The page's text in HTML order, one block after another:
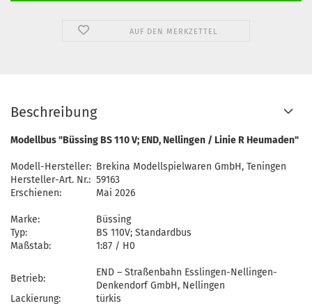
AUF DEN MERKZETTEL
Beschreibung
Modellbus "Büssing BS 110 V; END, Nellingen / Linie R Heumaden"
Modell-Hersteller: Brekina Modellspielwaren GmbH, Teningen
Hersteller-Art. Nr.: 59163
Erschienen:
Mai 2026
Marke:
Büssing
Typ:
BS 110V; Standardbus
Maßstab:
1:87 / H0
Betrieb:
END – Straßenbahn Esslingen-Nellingen-
Denkendorf GmbH, Nellingen
Lackierung:
türkis